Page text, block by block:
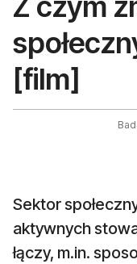
[film]
Sektor
aktywnych
łączy, m.in.